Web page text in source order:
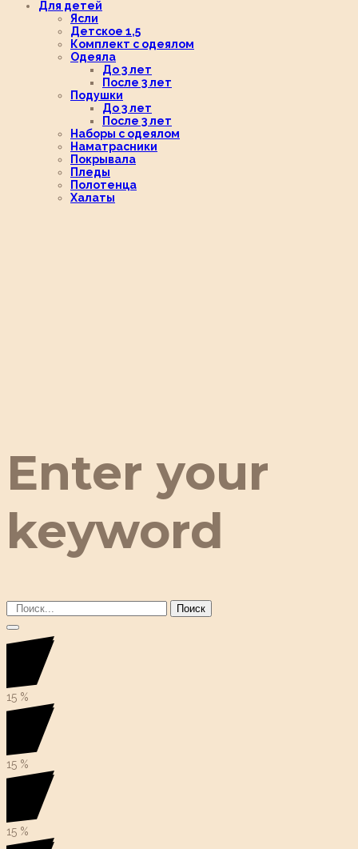
Для детей
Ясли
Детское 1,5
Комплект с одеялом
Одеяла
До 3 лет
После 3 лет
Подушки
До 3 лет
После 3 лет
Наборы с одеялом
Наматрасники
Покрывала
Пледы
Полотенца
Халаты
Enter your
keyword
Поиск
15 %
15 %
15 %